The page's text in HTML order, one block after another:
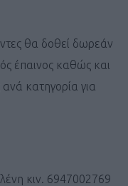
θα δοθεί δωρεάν
έπαινος καθώς και
κατηγορία για
κιν. 6947002769